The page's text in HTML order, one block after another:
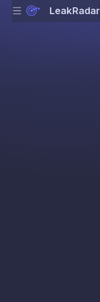
Menu LeakRadar